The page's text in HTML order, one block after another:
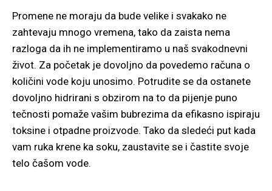
Promene ne moraju da bude velike i svakako ne
zahtevaju mnogo vremena, tako da zaista nema
razloga da ih ne implementiramo u naš svakodnevni
život. Za početak je dovoljno da povedemo računa o
količini vode koju unosimo. Potrudite se da ostanete
dovoljno hidrirani s obzirom na to da pijenje puno
tečnosti pomaže vašim bubrezima da efikasno ispiraju
toksine i otpadne proizvode. Tako da sledeći put kada
vam ruka krene ka soku, zaustavite se i častite svoje
telo čašom vode.